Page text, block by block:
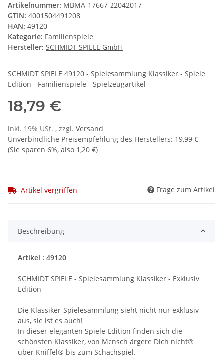
Artikelnummer: MBMA-17667-22042017
GTIN: 4001504491208
HAN: 49120
Kategorie: Familienspiele
Hersteller: SCHMIDT SPIELE GmbH
SCHMIDT SPIELE 49120 - Spielesammlung Klassiker - Spiele
Edition - Familienspiele - Spielzeugartikel
18,79 €
inkl. 19% USt. , zzgl. Versand
Unverbindliche Preisempfehlung des Herstellers: 19,99 €
(Sie sparen 6%, also 1,20 €)
Artikel vergriffen Frage zum Artikel
Beschreibung
Artikel : 49120
SCHMIDT SPIELE - Spielesammlung Klassiker - Exklusiv
Edition
Die Klassiker-Spielesammlung sieht nicht nur exklusiv
aus, sie ist es auch!
In dieser eleganten Spiele-Edition finden sich die
schönsten Klassiker, von Mensch ärgere Dich nicht®
über Kniffel® bis zum Schachspiel.